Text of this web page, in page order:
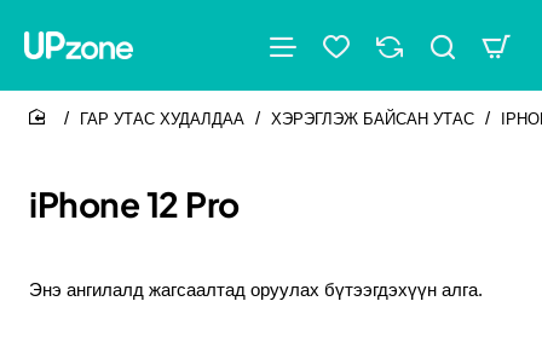
iPhone 12 Pro
ГАР УТАС ХУДАЛДАА ХЭРЭГЛЭЖ БАЙСАН УТАС
Энэ ангилалд жагсаалтад оруулах бүтээгдэхүүн алга.